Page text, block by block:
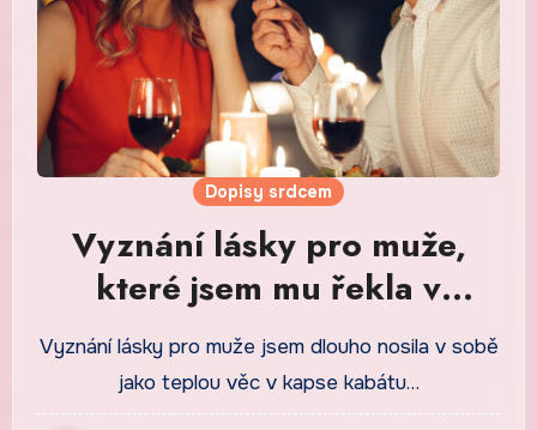
Dopisy srdcem
Vyznání lásky pro muže,
které jsem mu řekla v
kuchyni u světla lampy
Vyznání lásky pro muže jsem dlouho nosila v sobě
jako teplou věc v kapse kabátu…